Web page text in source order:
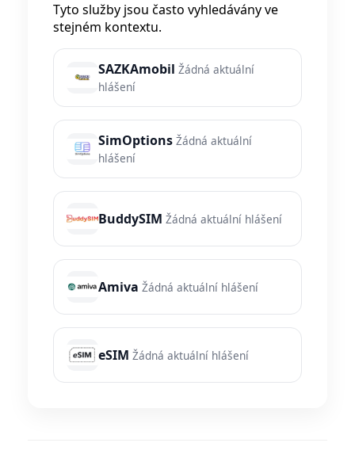
Tyto služby jsou často vyhledávány ve
stejném kontextu.
SAZKAmobil Žádná aktuální
hlášení
SimOptions Žádná aktuální
hlášení
BuddySIM Žádná aktuální hlášení
Amiva Žádná aktuální hlášení
eSIM Žádná aktuální hlášení